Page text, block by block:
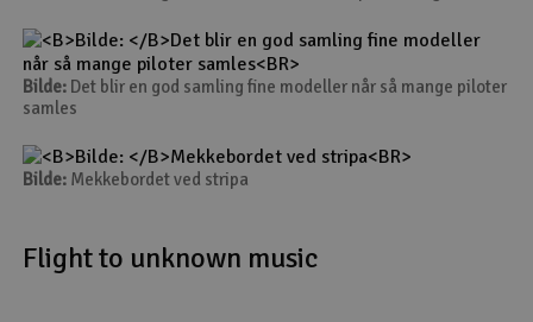
Bilde: Det blir en god samling fine modeller når så mange piloter
samles
Bilde: Mekkebordet ved stripa
Flight to unknown music